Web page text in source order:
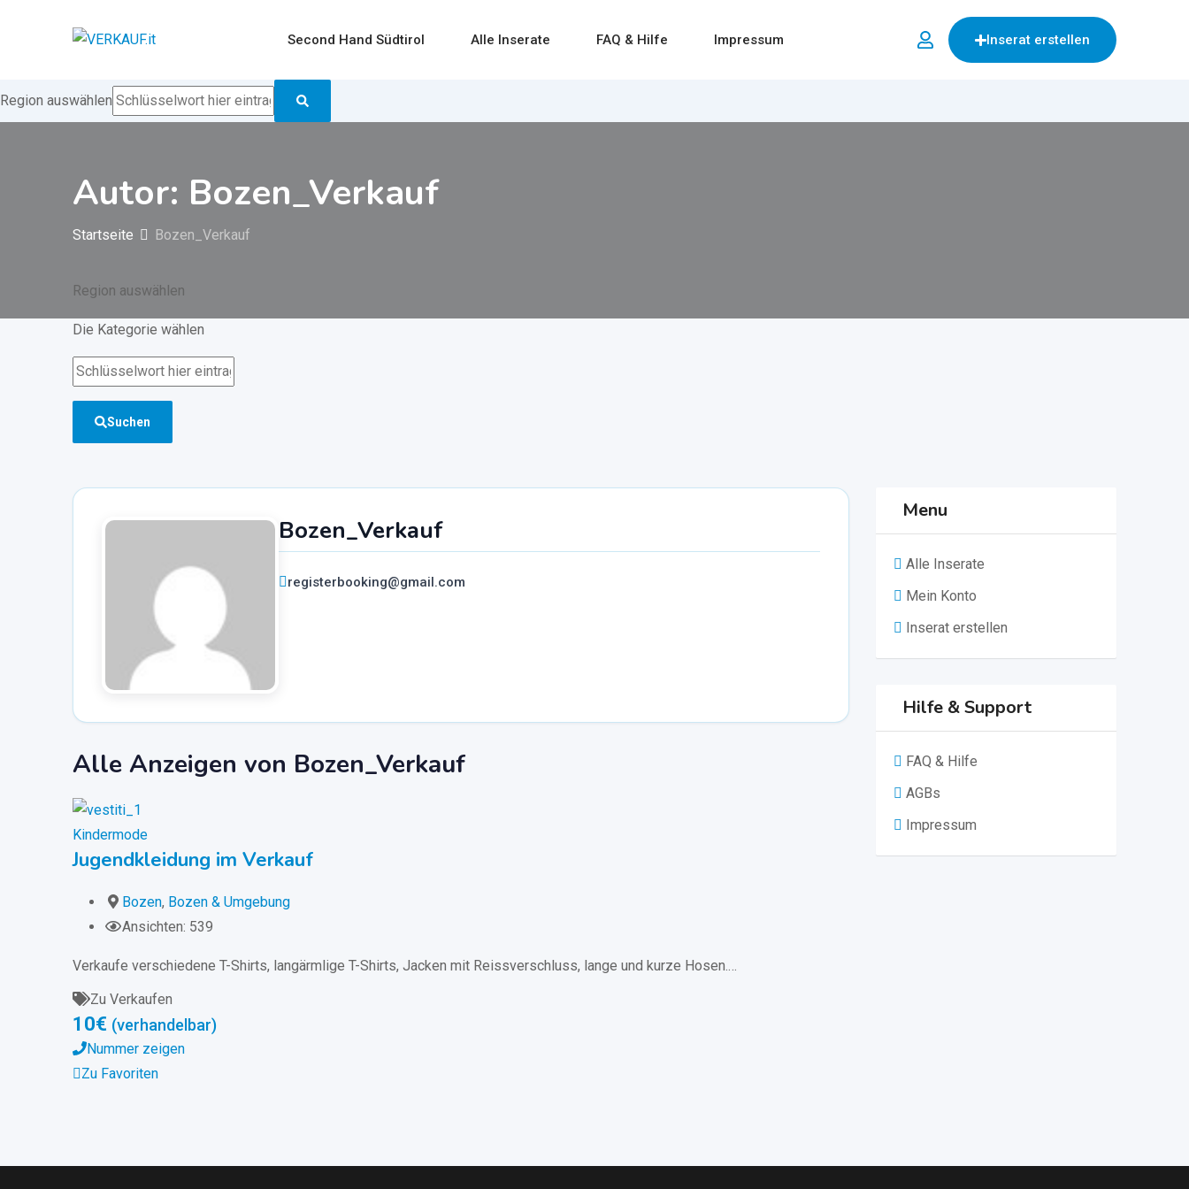
Second Hand Südtirol Alle Inserate FAQ & Hilfe Impressum Inserat erstellen
Region auswählen
Autor: Bozen_Verkauf
Startseite Bozen_Verkauf
Region auswählen
Die Kategorie wählen
Suchen
Bozen_Verkauf
registerbooking@gmail.com
Alle Anzeigen von Bozen_Verkauf
Kindermode
Jugendkleidung im Verkauf
Bozen, Bozen & Umgebung
Ansichten: 539
Verkaufe verschiedene T-Shirts, langärmlige T-Shirts, Jacken mit Reissverschluss, lange und kurze Hosen.…
Zu Verkaufen
10€ (verhandelbar)
Nummer zeigen
Zu Favoriten
Menu
Alle Inserate
Mein Konto
Inserat erstellen
Hilfe & Support
FAQ & Hilfe
AGBs
Impressum